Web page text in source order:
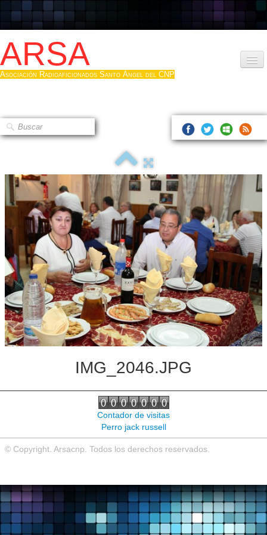
ARSA
Asociación Radioaficionados Santo Ángel del CNP
Que es la ARSA
Hacerse socio
Log diploma en Pdf
Fotos▼
Sistemas Digitales
Noticias de interés
Contacto
IMG_2046.JPG
Contador de visitas
Perro jack russell
© Copyright. Arsacnp. Todos los derechos reservados.